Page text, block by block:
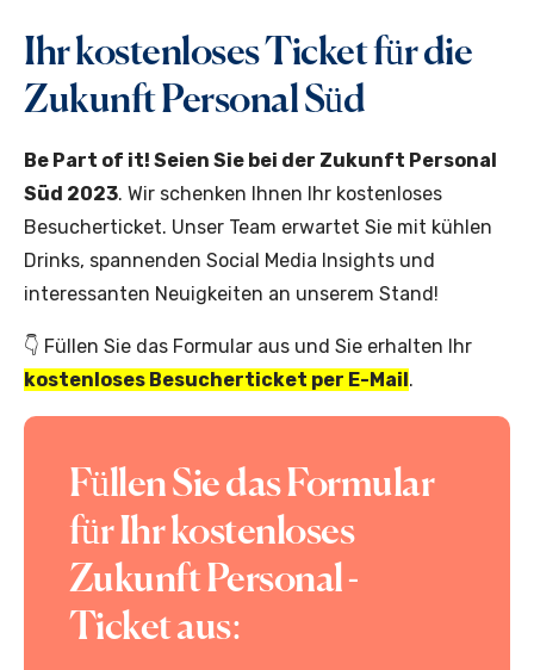
Ihr kostenloses Ticket für die
Zukunft Personal Süd
Be Part of it! Seien Sie bei der Zukunft Personal
Süd 2023. Wir schenken Ihnen Ihr kostenloses
Besucherticket. Unser Team erwartet Sie mit kühlen
Drinks, spannenden Social Media Insights und
interessanten Neuigkeiten an unserem Stand!
👇 Füllen Sie das Formular aus und Sie erhalten Ihr
kostenloses Besucherticket per E-Mail.
Füllen Sie das Formular
für Ihr kostenloses
Zukunft Personal -
Ticket aus: